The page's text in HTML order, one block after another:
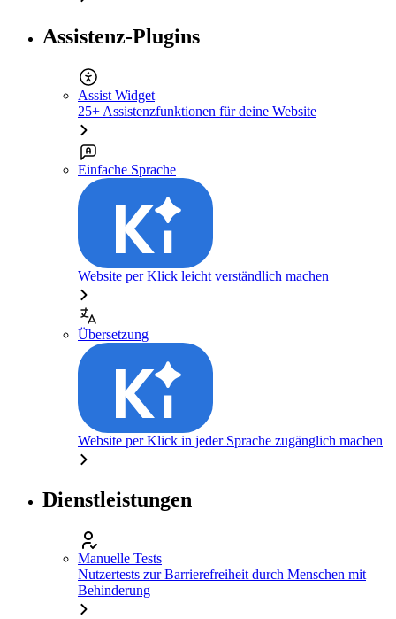
Assistenz-Plugins
Assist Widget
25+ Assistenzfunktionen für deine Website
Einfache Sprache
Website per Klick leicht verständlich machen
Übersetzung
Website per Klick in jeder Sprache zugänglich machen
Dienstleistungen
Manuelle Tests
Nutzertests zur Barrierefreiheit durch Menschen mit
Behinderung